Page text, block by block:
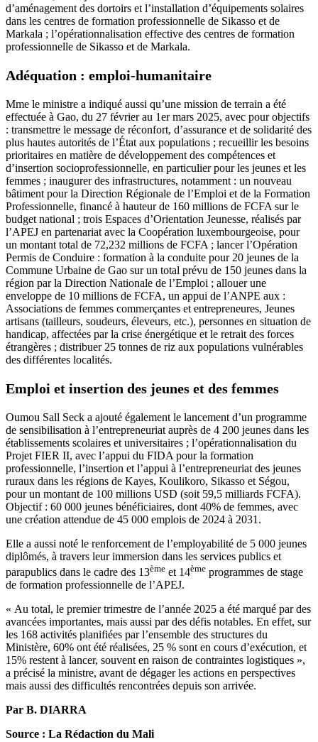
d’aménagement des dortoirs et l’installation d’équipements solaires
dans les centres de formation professionnelle de Sikasso et de
Markala ; l’opérationnalisation effective des centres de formation
professionnelle de Sikasso et de Markala.
Adéquation : emploi-humanitaire
Mme le ministre a indiqué aussi qu’une mission de terrain a été
effectuée à Gao, du 27 février au 1er mars 2025, avec pour objectifs
: transmettre le message de réconfort, d’assurance et de solidarité des
plus hautes autorités de l’État aux populations ; recueillir les besoins
prioritaires en matière de développement des compétences et
d’insertion socioprofessionnelle, en particulier pour les jeunes et les
femmes ; inaugurer des infrastructures, notamment : un nouveau
bâtiment pour la Direction Régionale de l’Emploi et de la Formation
Professionnelle, financé à hauteur de 160 millions de FCFA sur le
budget national ; trois Espaces d’Orientation Jeunesse, réalisés par
l’APEJ en partenariat avec la Coopération luxembourgeoise, pour
un montant total de 72,232 millions de FCFA ; lancer l’Opération
Permis de Conduire : formation à la conduite pour 20 jeunes de la
Commune Urbaine de Gao sur un total prévu de 150 jeunes dans la
région par la Direction Nationale de l’Emploi ; allouer une
enveloppe de 10 millions de FCFA, un appui de l’ANPE aux :
Associations de femmes commerçantes et entrepreneures, Jeunes
artisans (tailleurs, soudeurs, éleveurs, etc.), personnes en situation de
handicap, affectées par la crise énergétique et le retrait des forces
étrangères ; distribuer 25 tonnes de riz aux populations vulnérables
des différentes localités.
Emploi et insertion des jeunes et des femmes
Oumou Sall Seck a ajouté également le lancement d’un programme
de sensibilisation à l’entrepreneuriat auprès de 4 200 jeunes dans les
établissements scolaires et universitaires ; l’opérationnalisation du
Projet FIER II, avec l’appui du FIDA pour la formation
professionnelle, l’insertion et l’appui à l’entrepreneuriat des jeunes
ruraux dans les régions de Kayes, Koulikoro, Sikasso et Ségou,
pour un montant de 100 millions USD (soit 59,5 milliards FCFA).
Objectif : 60 000 jeunes bénéficiaires, dont 40% de femmes, avec
une création attendue de 45 000 emplois de 2024 à 2031.
Elle a aussi noté le renforcement de l’employabilité de 5 000 jeunes
diplômés, à travers leur immersion dans les services publics et
parapublics dans le cadre des 13ème et 14ème programmes de stage
de formation professionnelle de l’APEJ.
« Au total, le premier trimestre de l’année 2025 a été marqué par des
avancées importantes, mais aussi par des défis notables. En effet, sur
les 168 activités planifiées par l’ensemble des structures du
Ministère, 60% ont été réalisées, 25 % sont en cours d’exécution, et
15% restent à lancer, souvent en raison de contraintes logistiques »,
a précisé la ministre, avant de dégager les actions en perspectives
mais aussi des difficultés rencontrées depuis son arrivée.
Par B. DIARRA
Source : La Rédaction du Mali